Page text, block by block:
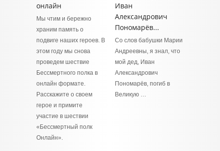
онлайн
Мы чтим и бережно
храним память о
подвиге наших героев. В
этом году мы снова
проведем шествие
Бессмертного полка в
онлайн формате.
Расскажите о своем
герое и примите
участие в шествии
«Бессмертный полк
Онлайн».
Иван
Александрович
Пономарёв...
Со слов бабушки Марии
Андреевны, я знал, что
мой дед, Иван
Александрович
Пономарёв, погиб в
Великую …